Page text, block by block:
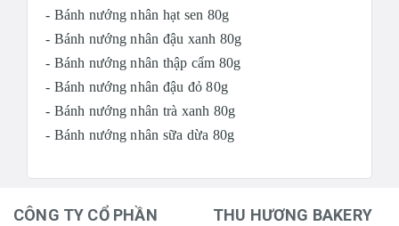
- Bánh nướng nhân hạt sen 80g
- Bánh nướng nhân đậu xanh 80g
- Bánh nướng nhân thập cẩm 80g
- Bánh nướng nhân đậu đỏ 80g
- Bánh nướng nhân trà xanh 80g
- Bánh nướng nhân sữa dừa 80g
CÔNG TY CỔ PHẦN
THU HƯƠNG BAKERY